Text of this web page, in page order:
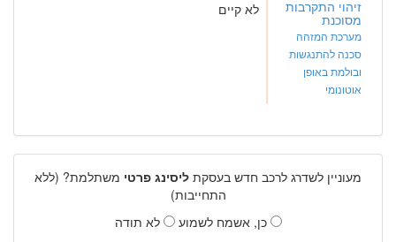
זיהוי התקרבות
מסוכנת
מערכת המזהה
סכנה להתנגשות
ובולמת באופן
אוטונומי
לא קיים
מעוניין לשדרג לרכב חדש בעסקת ליסינג פרטי משתלמת? (ללא
התחייבות)
כן, אשמח לשמוע
לא תודה